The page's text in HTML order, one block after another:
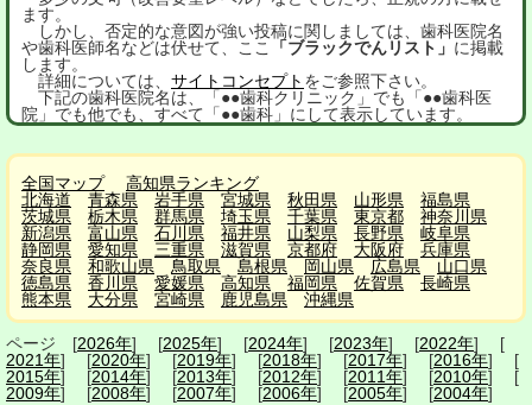
ます。
しかし、否定的な意図が強い投稿に関しましては、歯科医院名
や歯科医師名などは伏せて、ここ
「ブラックでんリスト」 に掲載
します。
詳細については、 サイトコンセプト をご参照下さい。
下記の歯科医院名は、「●●歯科クリニック」でも「●●歯科医
院」でも他でも、すべて「●●歯科」にして表示しています。
全国マップ
高知県ランキング
北海道
青森県 岩手県 宮城県 秋田県 山形県
福島県
茨城県
栃木県 群馬県 埼玉県 千葉県 東京都
神奈川県
新潟県
富山県 石川県 福井県 山梨県 長野県
岐阜県
静岡県
愛知県 三重県 滋賀県 京都府 大阪府
兵庫県
奈良県
和歌山県 鳥取県 島根県 岡山県 広島県
山口県
徳島県
香川県 愛媛県 高知県 福岡県 佐賀県
長崎県
熊本県
大分県 宮崎県 鹿児島県 沖縄県
ページ [2026年] [2025年] [2024年] [2023年] [2022年] [
2021年] [2020年] [2019年] [2018年] [2017年] [2016年] [
2015年] [2014年] [2013年] [2012年] [2011年] [2010年] [
2009年] [2008年] [2007年] [2006年] [2005年] [2004年]